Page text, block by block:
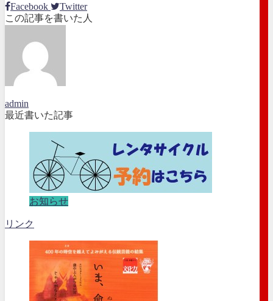
Facebook
Twitter
この記事を書いた人
admin
最近書いた記事
お知らせ
リンク